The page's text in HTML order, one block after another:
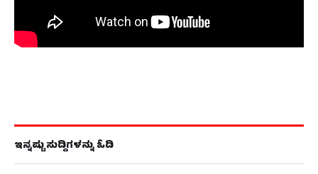
ಇನ್ನಷ್ಟು ಸುದ್ದಿಗಳನ್ನು ಓದಿ